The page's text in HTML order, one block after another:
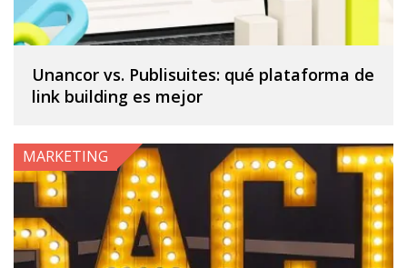
Unancor vs. Publisuites: qué plataforma de
link building es mejor
MARKETING